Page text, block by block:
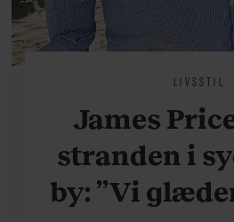
LIVSSTIL
James
stranden i
by: ”Vi